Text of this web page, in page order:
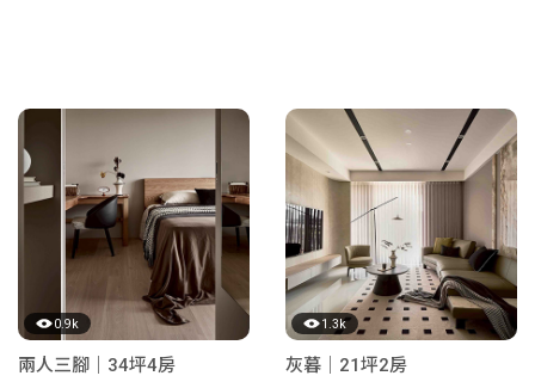
0.9k
兩人三腳｜34坪4房
1.3k
灰暮｜21坪2房